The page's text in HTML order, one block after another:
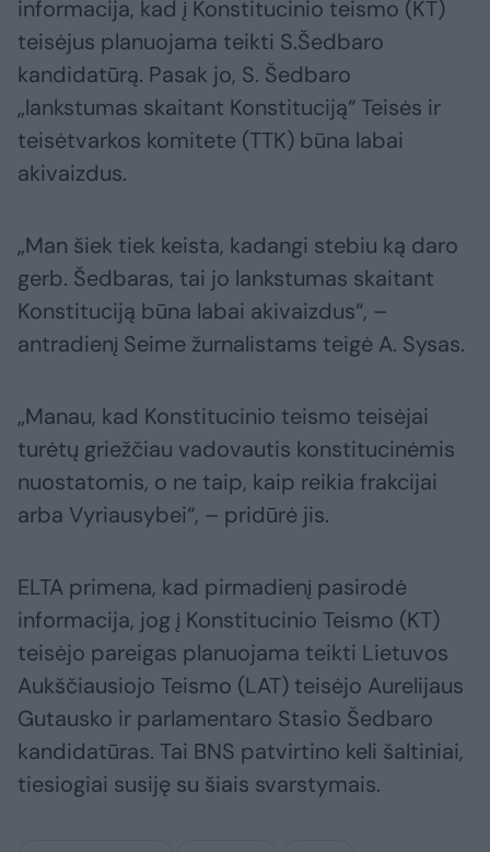
informacija, kad į Konstitucinio teismo (KT)
teisėjus planuojama teikti S.Šedbaro
kandidatūrą. Pasak jo, S. Šedbaro
„lankstumas skaitant Konstituciją“ Teisės ir
teisėtvarkos komitete (TTK) būna labai
akivaizdus.
„Man šiek tiek keista, kadangi stebiu ką daro
gerb. Šedbaras, tai jo lankstumas skaitant
Konstituciją būna labai akivaizdus“, –
antradienį Seime žurnalistams teigė A. Sysas.
„Manau, kad Konstitucinio teismo teisėjai
turėtų griežčiau vadovautis konstitucinėmis
nuostatomis, o ne taip, kaip reikia frakcijai
arba Vyriausybei“, – pridūrė jis.
ELTA primena, kad pirmadienį pasirodė
informacija, jog į Konstitucinio Teismo (KT)
teisėjo pareigas planuojama teikti Lietuvos
Aukščiausiojo Teismo (LAT) teisėjo Aurelijaus
Gutausko ir parlamentaro Stasio Šedbaro
kandidatūras. Tai BNS patvirtino keli šaltiniai,
tiesiogiai susiję su šiais svarstymais.